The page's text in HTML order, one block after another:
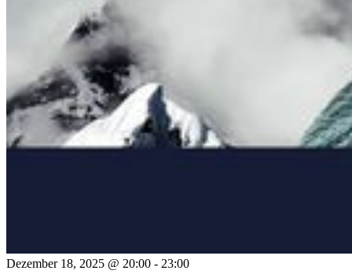
Dezember 18, 2025 @ 20:00 - 23:00